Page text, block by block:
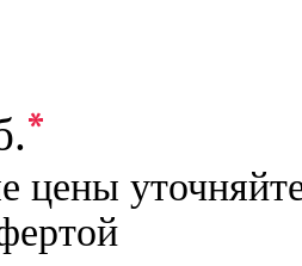
*
цены